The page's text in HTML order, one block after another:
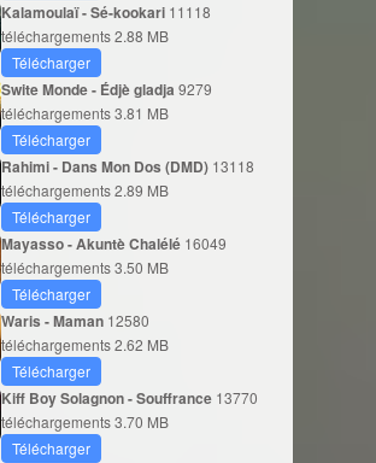
Kalamoulaï - Sé-kookari 11118
téléchargements2.88 MB
Télécharger
Swite Monde - Édjè gladja 9279
téléchargements3.81 MB
Télécharger
Rahimi - Dans Mon Dos (DMD) 13118
téléchargements2.89 MB
Télécharger
Mayasso - Akuntè Chalélé 16049
téléchargements3.50 MB
Télécharger
Waris - Maman 12580
téléchargements2.62 MB
Télécharger
Kiff Boy Solagnon - Souffrance 13770
téléchargements3.70 MB
Télécharger